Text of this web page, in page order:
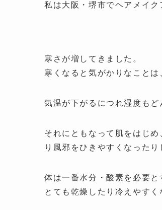
私は大阪・堺市でヘアメイク
寒さが増してきました。
寒くなると気がかりなことは
気温が下がるにつれ湿度もど
それにともなって肌をはじ
り風邪をひきやすくなったり
体は一番水分・酸素を必要
とても乾燥したり冷えやすく